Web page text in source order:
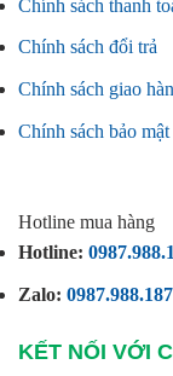
Chính sách thanh
Chính sách đổi trả
Chính sách giao
Chính sách bảo mật
Hotline mua hàng
Hotline:
Zalo:
KẾT NỐI VỚI